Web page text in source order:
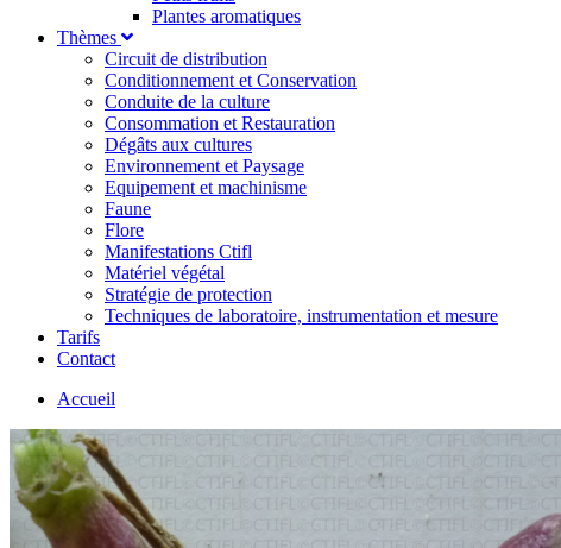
Plantes aromatiques
Thèmes
Circuit de distribution
Conditionnement et Conservation
Conduite de la culture
Consommation et Restauration
Dégâts aux cultures
Environnement et Paysage
Equipement et machinisme
Faune
Flore
Manifestations Ctifl
Matériel végétal
Stratégie de protection
Techniques de laboratoire, instrumentation et mesure
Tarifs
Contact
Accueil